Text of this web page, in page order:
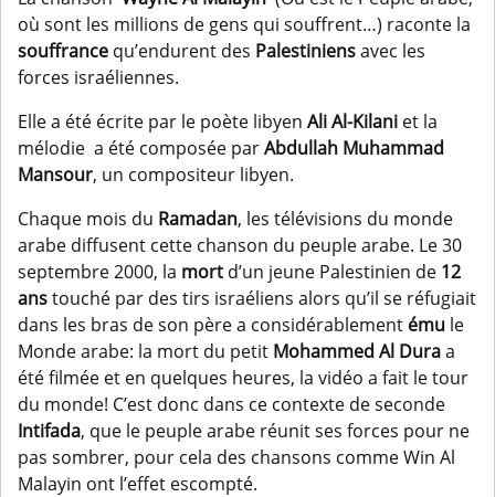
où sont les millions de gens qui souffrent…) raconte la
souffrance qu’endurent des Palestiniensavec les
forces israéliennes.
Elle a été écrite par le poète libyen Ali Al-Kilani et la
mélodie a été composée parAbdullah Muhammad
Mansour, un compositeur libyen.
Chaque mois du Ramadan, les télévisions du monde
arabe diffusent cette chanson du peuple arabe. Le 30
septembre 2000, la mort d’un jeune Palestinien de 12
anstouché par des tirs israéliens alors qu’il se réfugiait
dans les bras de son père a considérablement ému le
Monde arabe: la mort du petit Mohammed Al Duraa
été filmée et en quelques heures, la vidéo a fait le tour
du monde! C’est donc dans ce contexte de seconde
Intifada, que le peuple arabe réunit ses forces pour ne
pas sombrer, pour cela des chansons comme Win Al
Malayin ont l’effet escompté.